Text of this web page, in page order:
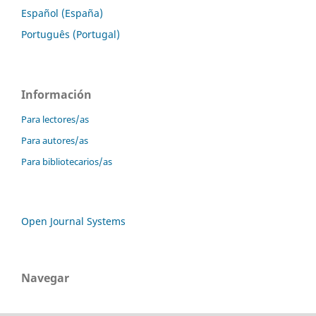
Español (España)
Português (Portugal)
Información
Para lectores/as
Para autores/as
Para bibliotecarios/as
Open Journal Systems
Navegar